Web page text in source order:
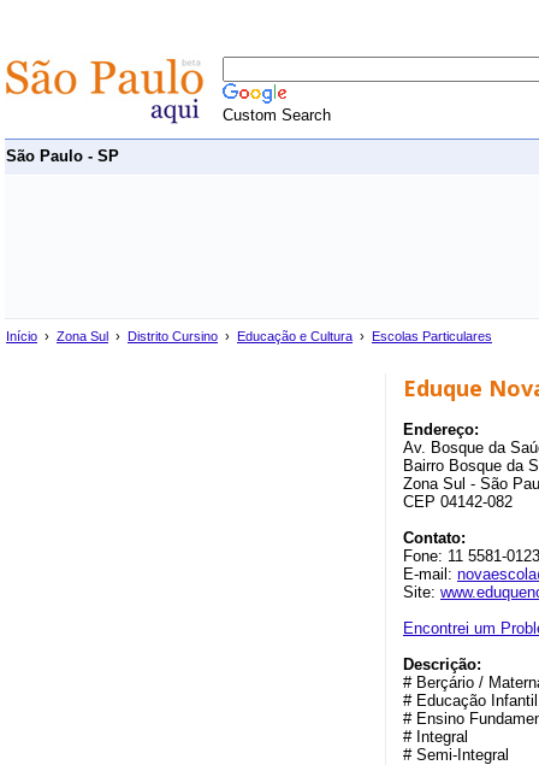
Custom Search
São Paulo - SP
Início › Zona Sul › Distrito Cursino › Educação e Cultura › Escolas Particulares
Eduque
Endereço:
Av. Bosque da
Bairro Bosque da
Zona Sul - São
CEP 04142-082
Contato:
Fone: 11 5581-
E-mail:
Site:
Encontrei um
Descrição:
# Berçário /
# Educação Infantil
# Ensino
# Integral
# Semi-Integral